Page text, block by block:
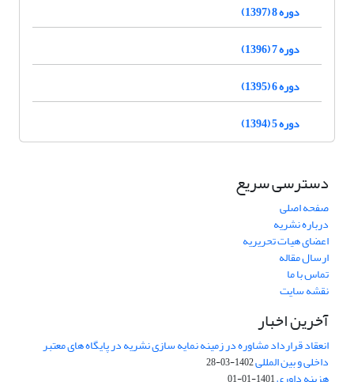
دوره 8 (1397)
دوره 7 (1396)
دوره 6 (1395)
دوره 5 (1394)
دسترسی سریع
صفحه اصلی
درباره نشریه
اعضای هیات تحریریه
ارسال مقاله
تماس با ما
نقشه سایت
آخرین اخبار
انعقاد قرارداد مشاوره در زمینه نمایه سازی نشریه در پایگاه های معتبر
داخلی و بین المللی1402-03-28